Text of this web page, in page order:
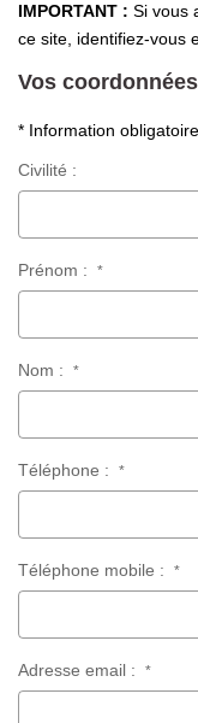
IMPORTANT : Si vous
ce site, identifiez-vous
Vos coordonnées
* Information obligatoire
Civilité :
Prénom : *
Nom : *
Téléphone : *
Téléphone mobile : *
Adresse email : *